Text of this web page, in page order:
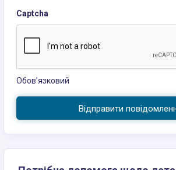
Captcha
Обов’язковий
Відправити